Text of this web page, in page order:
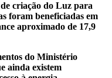
criação do Luz para
foram beneficiadas em
aproximado de 17,9
do Ministério
ainda existem